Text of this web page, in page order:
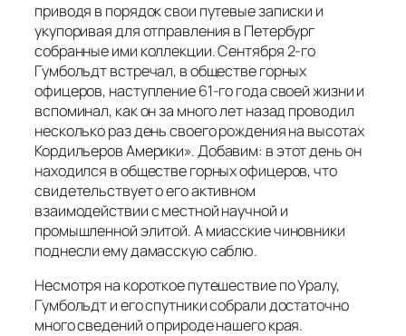
приводя в порядок свои путевые записки и
укупоривая для отправления в Петербург
собранные ими коллекции. Сентября 2-го
Гумбольдт встречал, в обществе горных
офицеров, наступление 61-го года своей жизни и
вспоминал, как он за много лет назад проводил
несколько раз день своего рождения на высотах
Кордильеров Америки». Добавим: в этот день он
находился в обществе горных офицеров, что
свидетельствует о его активном
взаимодействии с местной научной и
промышленной элитой. А миасские чиновники
поднесли ему дамасскую саблю.
Несмотря на короткое путешествие по Уралу,
Гумбольдт и его спутники собрали достаточно
много сведений о природе нашего края.